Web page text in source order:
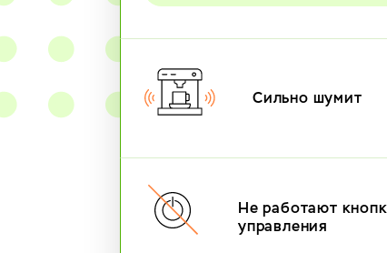
Сильно шумит
Не работают
управления